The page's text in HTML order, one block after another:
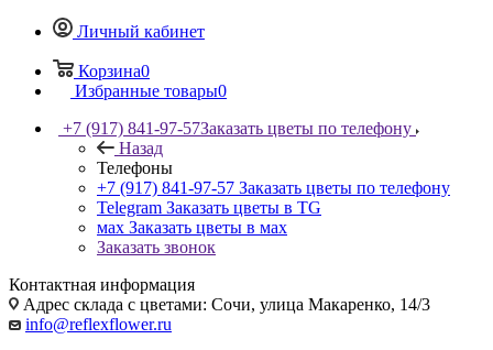
Личный кабинет
Корзина0
Избранные товары0
+7 (917) 841-97-57Заказать цветы по телефону
Назад
Телефоны
+7 (917) 841-97-57 Заказать цветы по телефону
Telegram Заказать цветы в TG
мах Заказать цветы в мах
Заказать звонок
Контактная информация
Адрес склада с цветами: Сочи, улица Макаренко, 14/3
info@reflexflower.ru